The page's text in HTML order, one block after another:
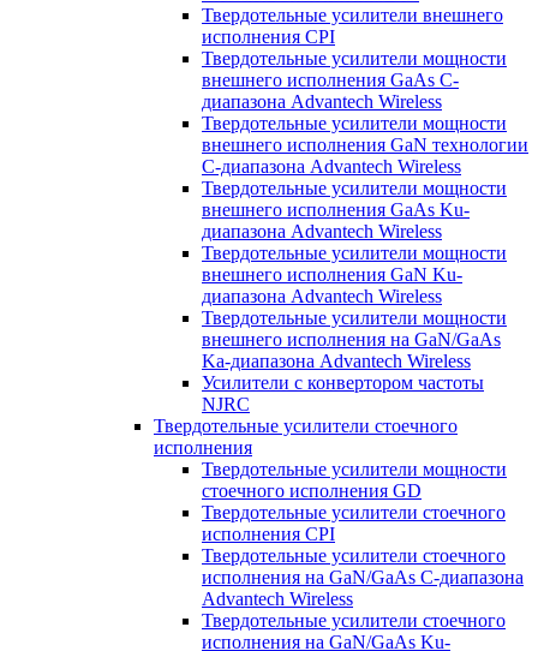
Твердотельные усилители внешнего
исполнения CPI
Твердотельные усилители мощности
внешнего исполнения GaAs С-
диапазона Advantech Wireless
Твердотельные усилители мощности
внешнего исполнения GaN технологии
С-диапазона Advantech Wireless
Твердотельные усилители мощности
внешнего исполнения GaAs Ku-
диапазона Advantech Wireless
Твердотельные усилители мощности
внешнего исполнения GaN Ku-
диапазона Advantech Wireless
Твердотельные усилители мощности
внешнего исполнения на GaN/GaAs
Ka-диапазона Advantech Wireless
Усилители с конвертором чаcтоты
NJRC
Твердотельные усилители стоечного
исполнения
Твердотельные усилители мощности
стоечного исполнения GD
Твердотельные усилители стоечного
исполнения CPI
Твердотельные усилители стоечного
исполнения на GaN/GaAs С-диапазона
Advantech Wireless
Твердотельные усилители стоечного
исполнения на GaN/GaAs Ku-